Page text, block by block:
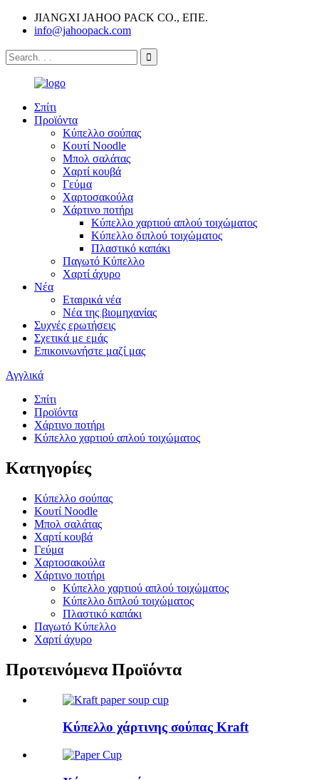
JIANGXI JAHOO PACK CO., ΕΠΕ.
info@jahoopack.com
Σπίτι
Προϊόντα
Κύπελλο σούπας
Κουτί Noodle
Μπολ σαλάτας
Χαρτί κουβά
Γεύμα
Χαρτοσακούλα
Χάρτινο ποτήρι
Κύπελλο χαρτιού απλού τοιχώματος
Κύπελλο διπλού τοιχώματος
Πλαστικό καπάκι
Παγωτό Κύπελλο
Χαρτί άχυρο
Νέα
Εταιρικά νέα
Νέα της βιομηχανίας
Συχνές ερωτήσεις
Σχετικά με εμάς
Επικοινωνήστε μαζί μας
Αγγλικά
Σπίτι
Προϊόντα
Χάρτινο ποτήρι
Κύπελλο χαρτιού απλού τοιχώματος
Κατηγορίες
Κύπελλο σούπας
Κουτί Noodle
Μπολ σαλάτας
Χαρτί κουβά
Γεύμα
Χαρτοσακούλα
Χάρτινο ποτήρι
Κύπελλο χαρτιού απλού τοιχώματος
Κύπελλο διπλού τοιχώματος
Πλαστικό καπάκι
Παγωτό Κύπελλο
Χαρτί άχυρο
Προτεινόμενα Προϊόντα
Κύπελλο χάρτινης σούπας Kraft